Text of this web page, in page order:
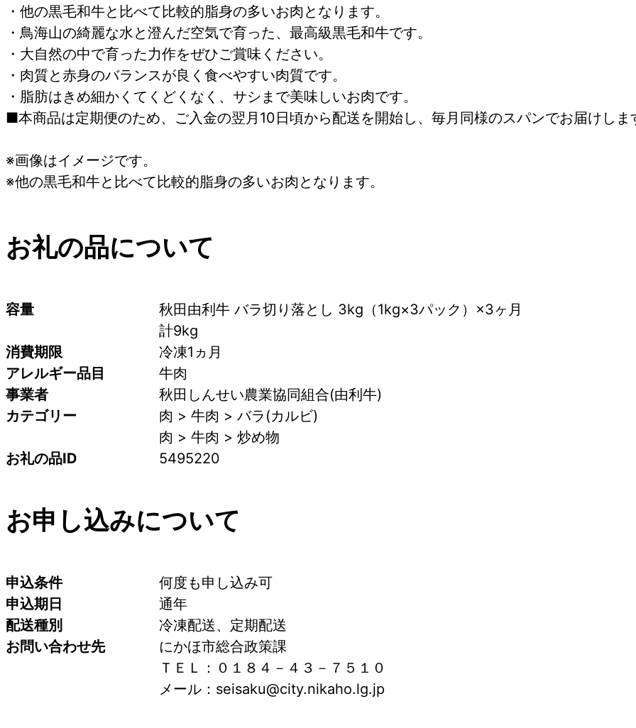
・他の黒毛和牛と比べて比較的脂身の多いお肉となります。
・鳥海山の綺麗な水と澄んだ空気で育った、最高級黒毛和牛です。
・大自然の中で育った力作をぜひご賞味ください。
・肉質と赤身のバランスが良く食べやすい肉質です。
・脂肪はきめ細かくてくどくなく、サシまで美味しいお肉です。
■本商品は定期便のため、ご入金の翌月10日頃から配送を開始し、毎月同様のスパンでお届けしま
※画像はイメージです。
※他の黒毛和牛と比べて比較的脂身の多いお肉となります。
お礼の品について
容量
秋田由利牛 バラ切り落とし 3kg（1kg×3パック）×3ヶ月
計9kg
消費期限
冷凍1ヵ月
アレルギー品目
牛肉
事業者
秋田しんせい農業協同組合(由利牛)
カテゴリー
肉 > 牛肉 > バラ(カルビ)
肉 > 牛肉 > 炒め物
お礼の品ID
5495220
お申し込みについて
申込条件
何度も申し込み可
申込期日
通年
配送種別
冷凍配送、定期配送
お問い合わせ先
にかほ市総合政策課
ＴＥＬ：０１８４－４３－７５１０
メール：seisaku@city.nikaho.lg.jp